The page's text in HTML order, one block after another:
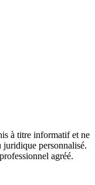
à titre informatif et ne
personnalisé.
agréé.